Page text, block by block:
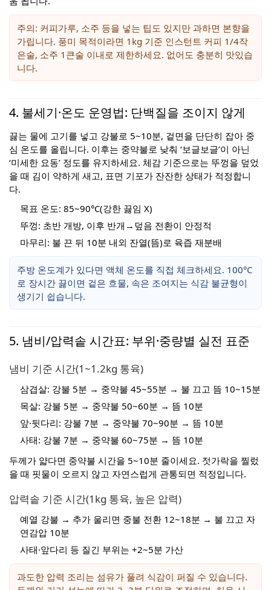
주의: 커피가루, 소주 등을 넣는 팁도 있지만 과하면 본향을
가립니다. 풍미 목적이라면 1kg 기준 인스턴트 커피 1/4작
은술, 소주 1큰술 이내로 제한하세요. 없어도 충분히 맛있습
니다.
4. 불세기·온도 운영법: 단백질을 조이지 않게
끓는 물에 고기를 넣고 강불로 5~10분, 겉면을 단단히 잡아 중
심 온도를 올립니다. 이후는 중약불로 낮춰 ‘보글보글’이 아닌
‘미세한 요동’ 정도를 유지하세요. 체감 기준으로는 뚜껑을 덮었
을 때 김이 약하게 새고, 표면 기포가 잔잔한 상태가 적정합니
다.
목표 온도: 85~90°C(강한 끓임 X)
뚜껑: 초반 개방, 이후 반개→덮음 전환이 안정적
마무리: 불 끈 뒤 10분 내외 잔열(뜸)로 육즙 재분배
주방 온도계가 있다면 액체 온도를 직접 체크하세요. 100°C
로 장시간 끓이면 겉은 흐물, 속은 조여지는 식감 불균형이
생기기 쉽습니다.
5. 냄비/압력솥 시간표: 부위·중량별 실전 표준
냄비 기준 시간(1~1.2kg 통육)
삼겹살: 강불 5분 → 중약불 45~55분 → 불 끄고 뜸 10~15분
목살: 강불 5분 → 중약불 50~60분 → 뜸 10분
앞·뒷다리: 강불 7분 → 중약불 70~90분 → 뜸 10분
사태: 강불 7분 → 중약불 60~75분 → 뜸 10분
두께가 얇다면 중약불 시간을 5~10분 줄이세요. 젓가락을 찔렀
을 때 핏물이 오르지 않고 자연스럽게 관통되면 적정입니다.
압력솥 기준 시간(1kg 통육, 높은 압력)
예열 강불 → 추가 울리면 중불 전환 12~18분 → 불 끄고 자
연감압 10분
사태·앞다리 등 질긴 부위는 +2~5분 가산
과도한 압력 조리는 섬유가 풀려 식감이 퍼질 수 있습니다.